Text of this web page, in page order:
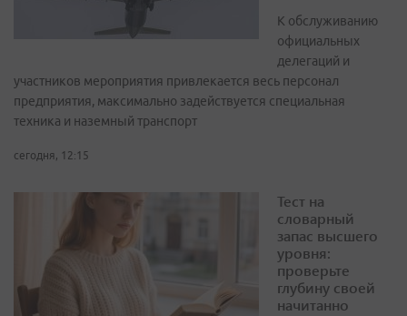
К обслуживанию
официальных
делегаций и
участников мероприятия привлекается весь персонал
предприятия, максимально задействуется специальная
техника и наземный транспорт
сегодня, 12:15
Тест на
словарный
запас высшего
уровня:
проверьте
глубину своей
начитанно